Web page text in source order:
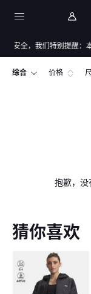
安全，我们特别提醒：
综合 价格
抱歉，没
猜你喜欢